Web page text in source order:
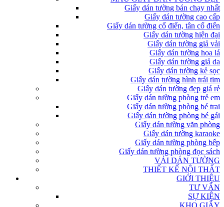
Giấy dán tường bán chạy nhất
Giấy dán tường cao cấp
Giấy dán tường cổ điển, tân cổ điển
Giấy dán tường hiện đại
Giấy dán tường giả vải
Giấy dán tường hoa lá
Giấy dán tường giả da
Giấy dán tường kẻ sọc
Giấy dán tường hình trái tim
Giấy dán tường đẹp giá rẻ
Giấy dán tường phòng trẻ em
Giấy dán tường phòng bé trai
Giấy dán tường phòng bé gái
Giấy dán tường văn phòng
Giấy dán tường karaoke
Giấy dán tường phòng bếp
Giấy dán tường phòng đọc sách
VẢI DÁN TƯỜNG
THIẾT KẾ NỘI THẤT
GIỚI THIỆU
TƯ VẤN
SỰ KIỆN
KHO GIẤY